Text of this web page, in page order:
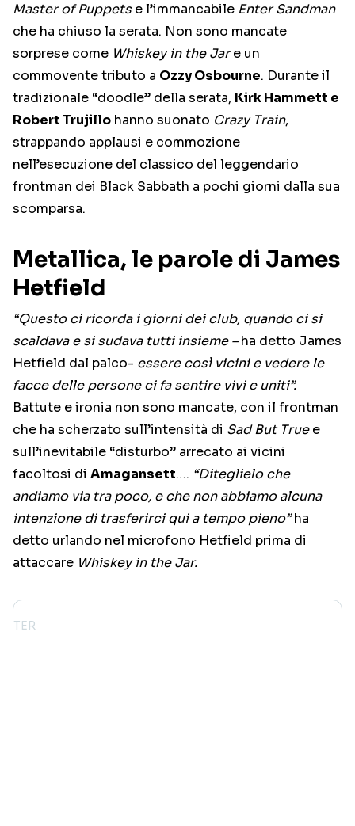
Master of Puppetse l’immancabile Enter Sandman
che ha chiuso la serata. Non sono mancate
sorprese come Whiskey in the Jare un
commovente tributo a Ozzy Osbourne. Durante il
tradizionale “doodle” della serata, Kirk Hammett e
Robert Trujillo hanno suonato Crazy Train,
strappando applausi e commozione
nell’esecuzione del classico del leggendario
frontman dei Black Sabbath a pochi giorni dalla sua
scomparsa.
Metallica, le parole di James
Hetfield
“Questo ci ricorda i giorni dei club, quando ci si
scaldava e si sudava tutti insieme –ha detto James
Hetfield dal palco- essere così vicini e vedere le
facce delle persone ci fa sentire vivi e uniti”.
Battute e ironia non sono mancate, con il frontman
che ha scherzato sull’intensità di Sad But Truee
sull’inevitabile “disturbo” arrecato ai vicini
facoltosi di Amagansett…. “Diteglielo che
andiamo via tra poco, e che non abbiamo alcuna
intenzione di trasferirci qui a tempo pieno”ha
detto urlando nel microfono Hetfield prima di
attaccare Whiskey in the Jar.